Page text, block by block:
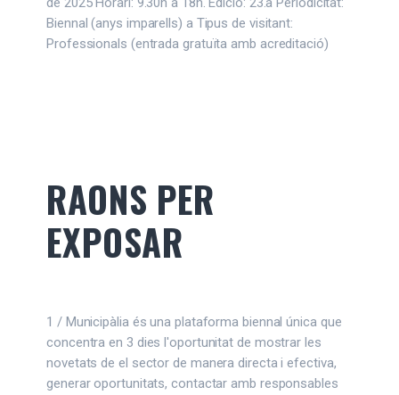
Biennal (anys imparells) a Tipus de visitant:
Professionals (entrada gratuïta amb acreditació)
RAONS PER
EXPOSAR
1 / Municipàlia és una plataforma biennal única que
concentra en 3 dies l'oportunitat de mostrar les
novetats de el sector de manera directa i efectiva,
generar oportunitats, contactar amb responsables